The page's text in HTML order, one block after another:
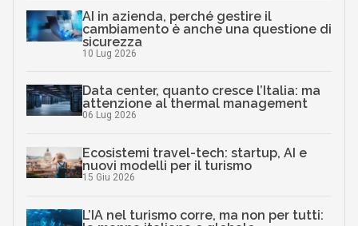
AI in azienda, perché gestire il
cambiamento è anche una questione di
sicurezza
10 Lug 2026
Data center, quanto cresce l’Italia: ma
attenzione al thermal management
06 Lug 2026
Ecosistemi travel-tech: startup, AI e
nuovi modelli per il turismo
15 Giu 2026
L’IA nel turismo corre, ma non per tutti: